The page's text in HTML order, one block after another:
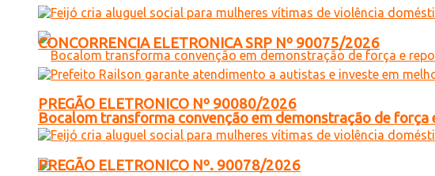
Bocalom transforma convenção em demonstração de
CONCORRENCIA ELETRONICA SRP Nº 90075/2026
PREGÃO ELETRONICO Nº 90080/2026
PREGÃO ELETRONICO Nº. 90078/2026